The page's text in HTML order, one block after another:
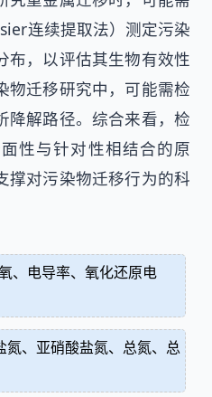
连续提取法）测定污染
布，以评估其生物有效性
物迁移研究中，可能需检
降解路径。综合来看，检
性与针对性相结合的原
撑对污染物迁移行为的科
、电导率、氧化还原电
、亚硝酸盐氮、总氮、总